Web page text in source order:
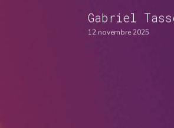
Gabriel
12 novembre 2025